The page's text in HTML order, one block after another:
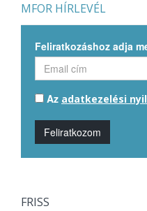
MFOR HÍRLEVÉL
Feliratkozáshoz adja
Az adatkezelési
Feliratkozom
FRISS